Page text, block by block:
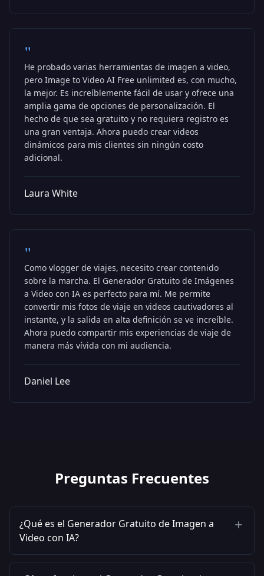
"
He probado varias herramientas de imagen a video,
pero Image to Video AI Free unlimited es, con mucho,
la mejor. Es increíblemente fácil de usar y ofrece una
amplia gama de opciones de personalización. El
hecho de que sea gratuito y no requiera registro es
una gran ventaja. Ahora puedo crear videos
dinámicos para mis clientes sin ningún costo
adicional.
Laura White
"
Como vlogger de viajes, necesito crear contenido
sobre la marcha. El Generador Gratuito de Imágenes
a Video con IA es perfecto para mí. Me permite
convertir mis fotos de viaje en videos cautivadores al
instante, y la salida en alta definición se ve increíble.
Ahora puedo compartir mis experiencias de viaje de
manera más vívida con mi audiencia.
Daniel Lee
Preguntas Frecuentes
¿Qué es el Generador Gratuito de Imagen a
Video con IA?